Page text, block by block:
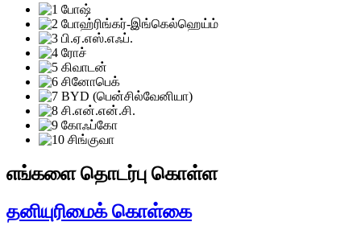
எங்களை தொடர்பு கொள்ள
தனியுரிமைக் கொள்கை